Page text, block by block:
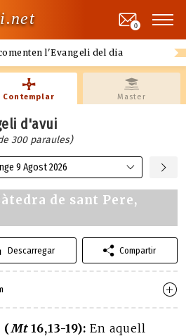
l'Evangeli del dia
0
Contemplar Master
d'avui
300 paraules)
9 Agost 2026
de sant Pere,
Descarregar Compartir
(Mt16,13-19): En aquell